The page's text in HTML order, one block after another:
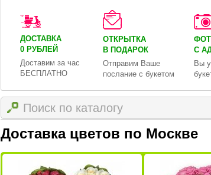
ДОСТАВКА
0 РУБЛЕЙ
Доставим за час
БЕСПЛАТНО
ОТКРЫТКА
В ПОДАРОК
Отправим Ваше
послание с букетом
С
Вы
Доставка цветов по Москве